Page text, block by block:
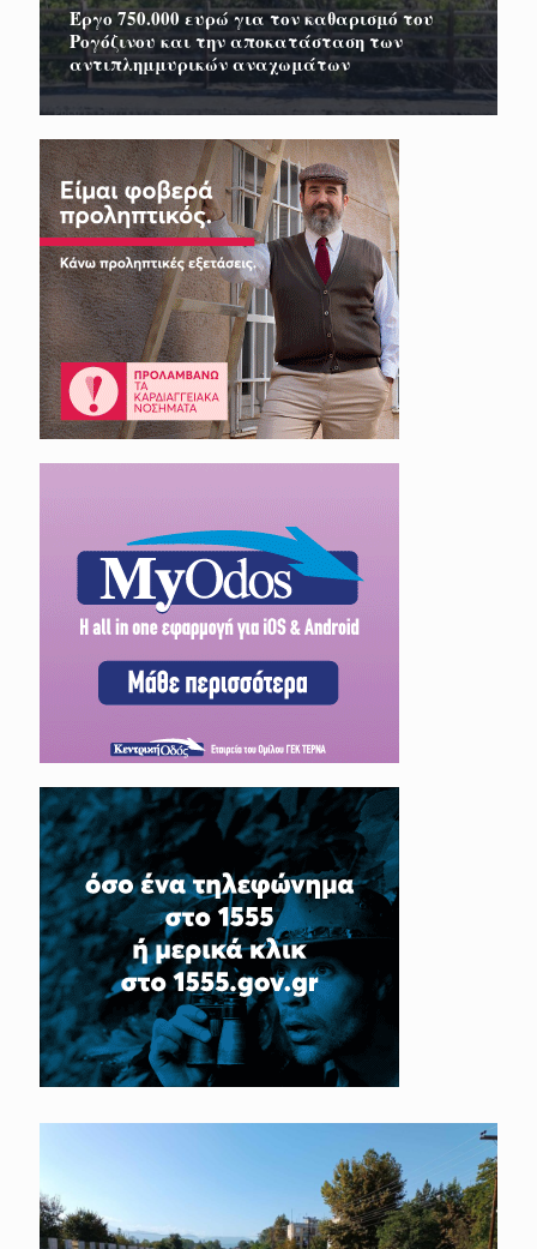
Έργο 750.000 ευρώ για τον καθαρισμό του
Ρογόζινου και την αποκατάσταση των
αντιπλημμυρικών αναχωμάτων